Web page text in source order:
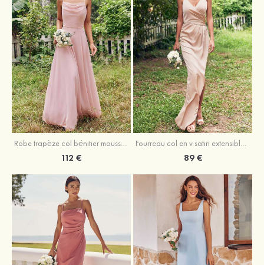
Robe trapèze col bénitier mousseline ras du sol robe de demoiselle d'honneur
112 €
Fourreau col en v satin extensible asymétrique robe de demoiselle d'honneur
89 €